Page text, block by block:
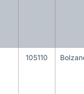
105110